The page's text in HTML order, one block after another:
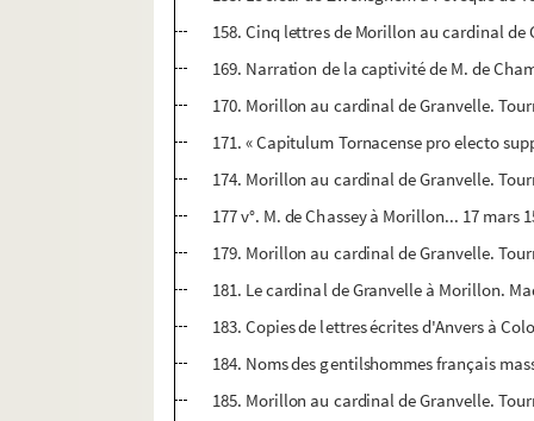
158. Cinq lettres de Morillon au cardinal de
169. Narration de la captivité de M. de
170. Morillon au cardinal de Granvelle.
171. « Capitulum Tornacense pro electo
174. Morillon au cardinal de Granvelle.
177 v°. M. de Chassey à Morillon... 17 mars
179. Morillon au cardinal de Granvelle.
181. Le cardinal de Granvelle à Morillon.
183. Copies de lettres écrites d'Anvers à
184. Noms des gentilshommes français
185. Morillon au cardinal de Granvelle.